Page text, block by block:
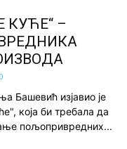
КУЋЕ“ –
0
Башевић изјавио је
која би требала да
пољопривредних...